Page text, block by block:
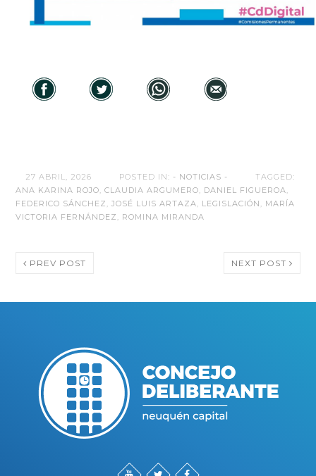
27 ABRIL, 2026 POSTED IN: - NOTICIAS -
TAGGED:
ANA KARINA ROJO,CLAUDIA ARGUMERO, DANIEL FIGUEROA,
FEDERICO SÁNCHEZ ,JOSÉ LUIS ARTAZA, LEGISLACIÓN , MARÍA
VICTORIA FERNÁNDEZ , ROMINA MIRANDA
PREV POST NEXT POST